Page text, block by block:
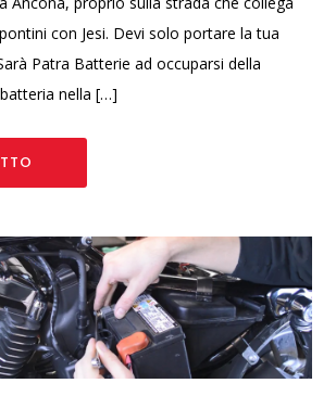
con Jesi. Devi solo portare la tua
Patra Batterie ad occuparsi della
nella […]